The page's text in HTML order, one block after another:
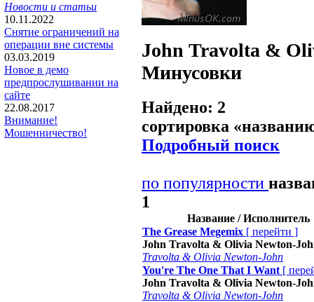
Новости и статьи
10.11.2022
Снятие ограничений на
операции вне системы
03.03.2019
Новое в демо
предпрослушивании на
сайте
22.08.2017
Внимание!
Мошенничество!
John Travolta &
Минусовки
Найдено: 2
сортировка «
Подробный поиск
по популярности
1
Название / Исполнитель
The Grease Megemix [ перейти ]
John Travolta & Olivia Newton-
Travolta & Olivia Newton-John
You're The One That I Want [
John Travolta & Olivia Newton-
Travolta & Olivia Newton-John